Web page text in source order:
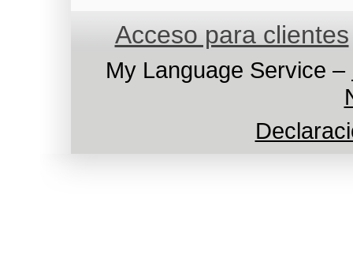
Acceso para clientes
My Language Service –